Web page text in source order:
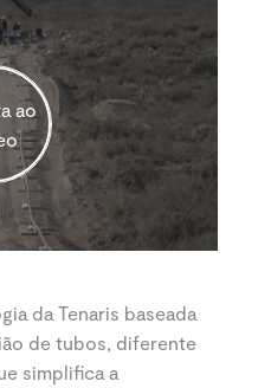
ao
da Tenaris baseada
de tubos, diferente
simplifica a